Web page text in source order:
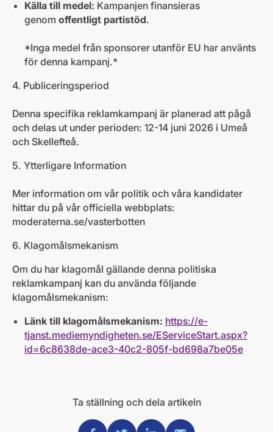
Källa till medel: Kampanjen finansieras
genom offentligt partistöd.
*Inga medel från sponsorer utanför EU har använts
för denna kampanj.*
4. Publiceringsperiod
Denna specifika reklamkampanj är planerad att pågå
och delas ut under perioden: 12-14 juni 2026 i Umeå
och Skellefteå.
5. Ytterligare Information
Mer information om vår politik och våra kandidater
hittar du på vår officiella webbplats:
moderaterna.se/vasterbotten
6. Klagomålsmekanism
Om du har klagomål gällande denna politiska
reklamkampanj kan du använda följande
klagomålsmekanism:
Länk till klagomålsmekanism: https://e-
tjanst.mediemyndigheten.se/EServiceStart.aspx?
id=6c8638de-ace3-40c2-805f-bd698a7be05e
Ta ställning och dela artikeln
Dela via Facebook
Dela via Twitter
Dela via Linkedin
Dela via Mail